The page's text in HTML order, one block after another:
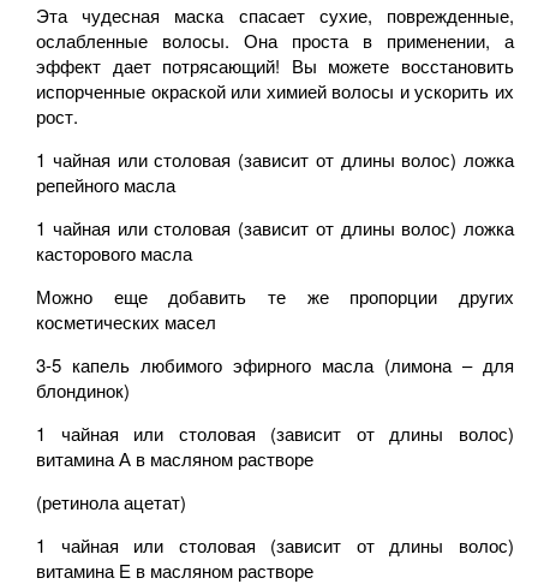
Эта чудесная маска спасает сухие, поврежденные,
ослабленные волосы. Она проста в применении, а
эффект дает потрясающий! Вы можете восстановить
испорченные окраской или химией волосы и ускорить их
рост.
1 чайная или столовая (зависит от длины волос) ложка
репейного масла
1 чайная или столовая (зависит от длины волос) ложка
касторового масла
Можно еще добавить те же пропорции других
косметических масел
3-5 капель любимого эфирного масла (лимона – для
блондинок)
1 чайная или столовая (зависит от длины волос)
витамина А в масляном растворе
(ретинола ацетат)
1 чайная или столовая (зависит от длины волос)
витамина Е в масляном растворе